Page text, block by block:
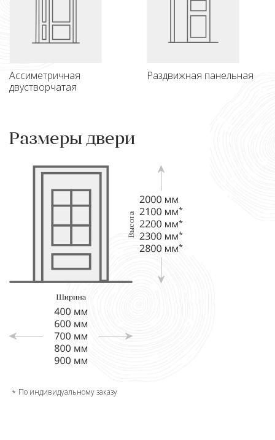
Ассиметричная
двустворчатая
Раздвижная панельная
Размеры двери
По индивидуальному заказу